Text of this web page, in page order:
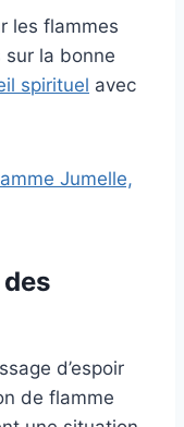
les flammes
sur la bonne
spirituel avec
Jumelle,
d’espoir
de flamme